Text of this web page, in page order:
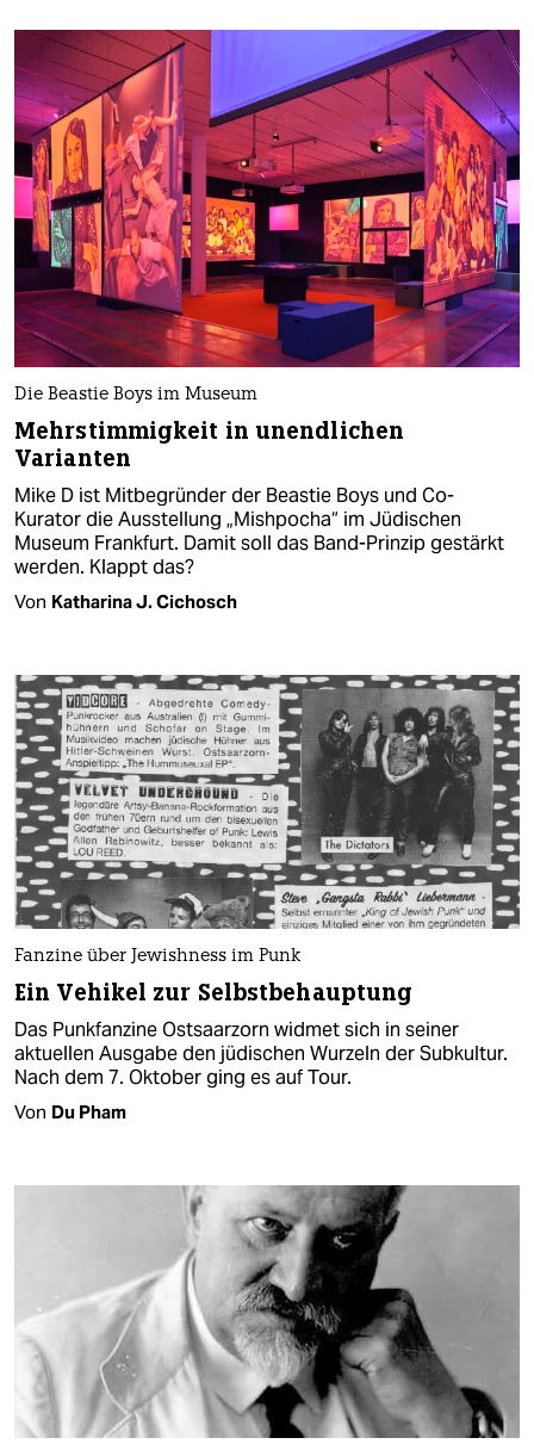
Die Beastie Boys im Museum
Mehrstimmigkeit in unendlichen
Varianten
Mike D ist Mitbegründer der Beastie Boys und Co-
Kurator die Ausstellung „Mishpocha“ im Jüdischen
Museum Frankfurt. Damit soll das Band-Prinzip gestärkt
werden. Klappt das?
Von Katharina J. Cichosch
Fanzine über Jewishness im Punk
Ein Vehikel zur Selbstbehauptung
Das Punkfanzine Ostsaarzorn widmet sich in seiner
aktuellen Ausgabe den jüdischen Wurzeln der Subkultur.
Nach dem 7. Oktober ging es auf Tour.
Von Du Pham